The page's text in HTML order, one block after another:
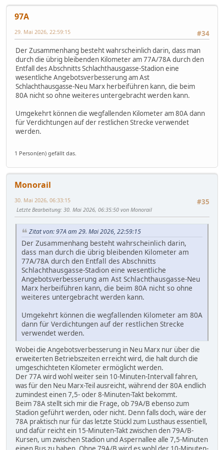
97A
#34
29. Mai 2026, 22:59:15
Der Zusammenhang besteht wahrscheinlich darin, dass man
durch die übrig bleibenden Kilometer am 77A/78A durch den
Entfall des Abschnitts Schlachthausgasse-Stadion eine
wesentliche Angebotsverbesserung am Ast
Schlachthausgasse-Neu Marx herbeiführen kann, die beim
80A nicht so ohne weiteres untergebracht werden kann.
Umgekehrt können die wegfallenden Kilometer am 80A dann
für Verdichtungen auf der restlichen Strecke verwendet
werden.
1 Person(en) gefällt das.
Monorail
#35
30. Mai 2026, 06:33:15
Letzte Bearbeitung: 30. Mai 2026, 06:35:50 von Monorail
Zitat von: 97A am 29. Mai 2026, 22:59:15
Der Zusammenhang besteht wahrscheinlich darin,
dass man durch die übrig bleibenden Kilometer am
77A/78A durch den Entfall des Abschnitts
Schlachthausgasse-Stadion eine wesentliche
Angebotsverbesserung am Ast Schlachthausgasse-Neu
Marx herbeiführen kann, die beim 80A nicht so ohne
weiteres untergebracht werden kann.
Umgekehrt können die wegfallenden Kilometer am 80A
dann für Verdichtungen auf der restlichen Strecke
verwendet werden.
Wobei die Angebotsverbesserung in Neu Marx nur über die
erweiterten Betriebszeiten erreicht wird, die halt durch die
umgeschichteten Kilometer ermöglicht werden.
Der 77A wird wohl weiter sein 10-Minuten-Intervall fahren,
was für den Neu Marx-Teil ausreicht, während der 80A endlich
zumindest einen 7,5- oder 8-Minuten-Takt bekommt.
Beim 78A stellt sich mir die Frage, ob 79A/B ebenso zum
Stadion geführt werden, oder nicht. Denn falls doch, wäre der
78A praktisch nur für das letzte Stückl zum Lusthaus essentiell,
und dafür reicht ein 15-Minuten-Takt zwischen den 79A/B-
Kursen, um zwischen Stadion und Aspernallee alle 7,5-Minuten